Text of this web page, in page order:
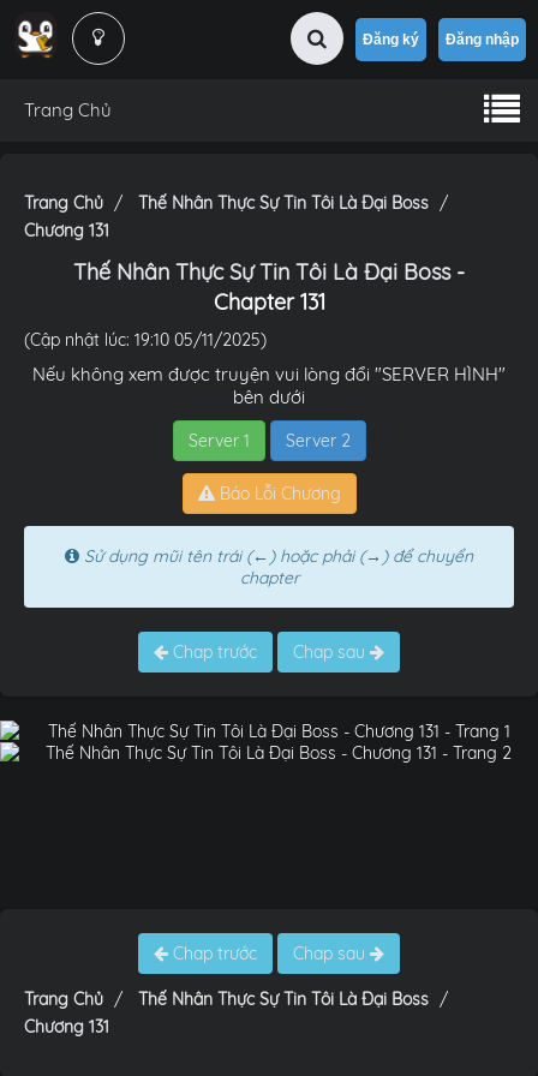
Đăng ký Đăng nhập
Trang Chủ
Trang Chủ
Thế Nhân Thực Sự Tin Tôi Là Đại Boss
Chương 131
Thế Nhân Thực Sự Tin Tôi Là Đại Boss-
Chapter 131
(Cập nhật lúc: 19:10 05/11/2025)
Nếu không xem được truyện vui lòng đổi "SERVER HÌNH"
bên dưới
Server 1 Server 2
Báo Lỗi Chương
Sử dụng mũi tên trái (←) hoặc phải (→) để chuyển
chapter
Chap trước Chap sau
Chap trước Chap sau
Trang Chủ
Thế Nhân Thực Sự Tin Tôi Là Đại Boss
Chương 131